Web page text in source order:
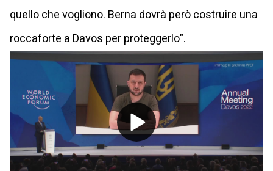
quello che vogliono. Berna dovrà però costruire una
roccaforte a Davos per proteggerlo".
Play
Video